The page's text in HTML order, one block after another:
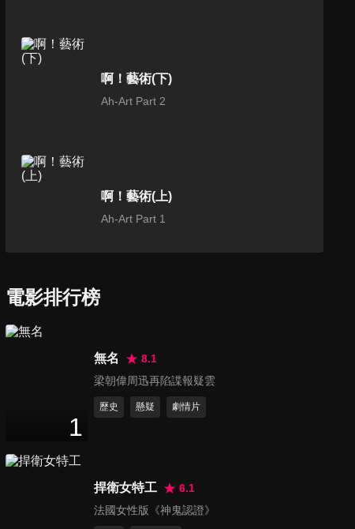
啊！藝術(下)
Ah-Art Part 2
啊！藝術(上)
Ah-Art Part 1
電影排行榜
1
無名
8.1
梁朝偉周迅再陷諜報疑雲
歷史 懸疑 劇情片
捍衛女特工
6.1
法國女性版《神鬼認證》